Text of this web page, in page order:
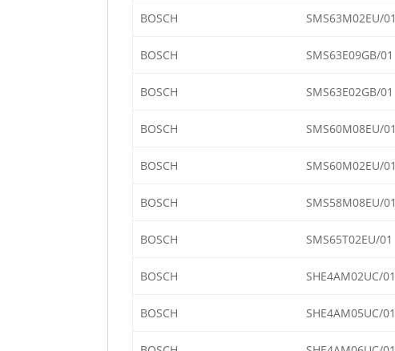
BOSCH SMS63M02EU/01
BOSCH SMS63E09GB/01
BOSCH SMS63E02GB/01
BOSCH SMS60M08EU/01
BOSCH SMS60M02EU/01
BOSCH SMS58M08EU/01
BOSCH SMS65T02EU/01
BOSCH SHE4AM02UC/01
BOSCH SHE4AM05UC/01